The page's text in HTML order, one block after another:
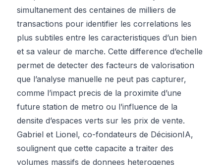
simultanement des centaines de milliers de
transactions pour identifier les correlations les
plus subtiles entre les caracteristiques d’un bien
et sa valeur de marche. Cette difference d’echelle
permet de detecter des facteurs de valorisation
que l’analyse manuelle ne peut pas capturer,
comme l’impact precis de la proximite d’une
future station de metro ou l’influence de la
densite d’espaces verts sur les prix de vente.
Gabriel et Lionel, co-fondateurs de DécisionIA,
soulignent que cette capacite a traiter des
volumes massifs de donnees heterogenes